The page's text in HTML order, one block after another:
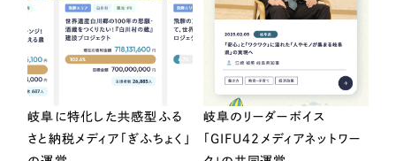
岐阜に特化した共感型ふる
さと納税メディア「ぎふちょく」
岐阜のリーダーボイス
「GIFU42メディアネットワー